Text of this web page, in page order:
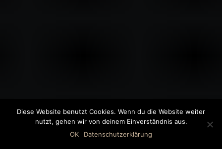
©2018 MWB – MOTORWAGEN BERNAU GMBH
Diese Website benutzt Cookies. Wenn du die Website weiter
nutzt, gehen wir von deinem Einverständnis aus.
OK
Datenschutzerklärung